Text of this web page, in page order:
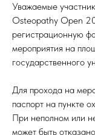
Уважаемые
Osteopathy Open
регистрационную
мероприятия на
государственного
Для прохода на
паспорт на пункте
При неполном или
может быть